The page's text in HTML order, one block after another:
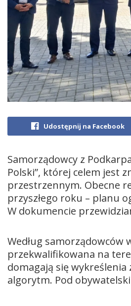
Udostępnij na Facebook
Samorządowcy z
Polski”, której celem jest
przestrzennym. Obecne
przyszłego roku – planu
W dokumencie
Według samorządowców
przekwalifikowana na
domagają się
algorytm. Pod